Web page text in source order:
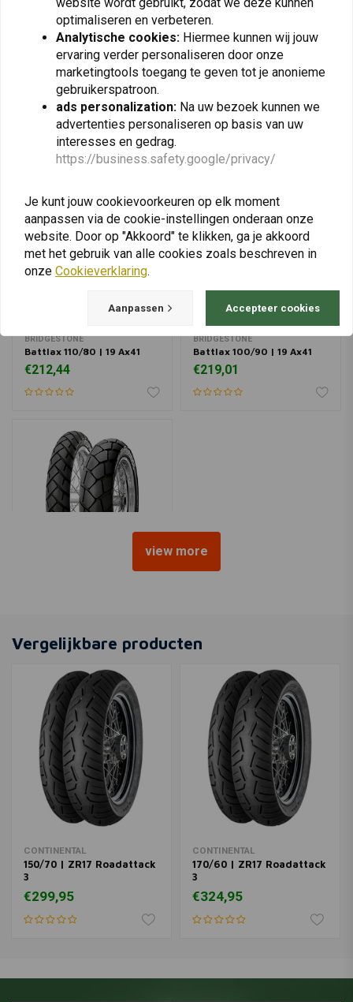
View more
BRIDGESTONE
Battlax 110/80 | 19 Ax41
€212,44
BRIDGESTONE
Battlax 100/90 | 19 Ax41
€219,01
view more
Vergelijkbare producten
CONTINENTAL
150/70 | ZR17 Roadattack
3
€299,95
CONTINENTAL
170/60 | ZR17 Roadattack
3
€324,95
optimaliseren en verbeteren.
Analytische cookies: Hiermee kunnen wij jouw
ervaring verder personaliseren door onze
marketingtools toegang te geven tot je anonieme
gebruikerspatroon.
ads personalization: Na uw bezoek kunnen we
advertenties personaliseren op basis van uw
interesses en gedrag.
https://business.safety.google/privacy/
Je kunt jouw cookievoorkeuren op elk moment
aanpassen via de cookie-instellingen onderaan onze
website. Door op "Akkoord" te klikken, ga je akkoord
met het gebruik van alle cookies zoals beschreven in
onze Cookieverklaring.
Aanpassen Accepteer cookies